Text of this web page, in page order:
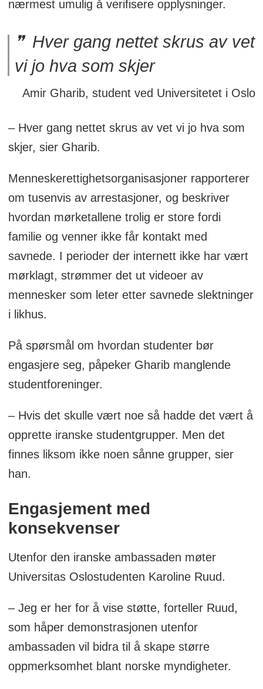
nærmest umulig å verifisere opplysninger.
Hver gang nettet skrus av vet
vi jo hva som skjer
Amir Gharib, student ved Universitetet i Oslo
– Hver gang nettet skrus av vet vi jo hva som
skjer, sier Gharib.
Menneskerettighetsorganisasjoner rapporterer
om tusenvis av arrestasjoner, og beskriver
hvordan mørketallene trolig er store fordi
familie og venner ikke får kontakt med
savnede. I perioder der internett ikke har vært
mørklagt, strømmer det ut videoer av
mennesker som leter etter savnede slektninger
i likhus.
På spørsmål om hvordan studenter bør
engasjere seg, påpeker Gharib manglende
studentforeninger.
– Hvis det skulle vært noe så hadde det vært å
opprette iranske studentgrupper. Men det
finnes liksom ikke noen sånne grupper, sier
han.
Engasjement med
konsekvenser
Utenfor den iranske ambassaden møter
Universitas Oslostudenten Karoline Ruud.
– Jeg er her for å vise støtte, forteller Ruud,
som håper demonstrasjonen utenfor
ambassaden vil bidra til å skape større
oppmerksomhet blant norske myndigheter.